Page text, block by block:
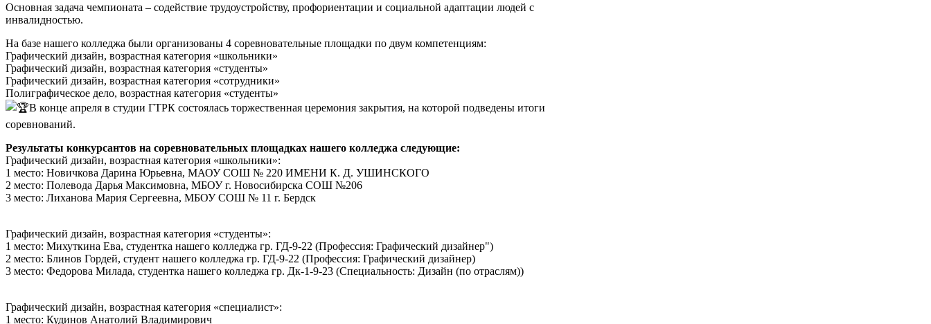
Основная задача чемпионата – содействие трудоустройству, профориентации и социальной адаптации людей с
инвалидностью.
На базе нашего колледжа были организованы 4 соревновательные площадки по двум компетенциям:
Графический дизайн, возрастная категория «школьники»
Графический дизайн, возрастная категория «студенты»
Графический дизайн, возрастная категория «сотрудники»
Полиграфическое дело, возрастная категория «студенты»
В конце апреля в студии ГТРК состоялась торжественная церемония закрытия, на которой подведены итоги
соревнований.
Результаты конкурсантов на соревновательных площадках нашего колледжа следующие:
Графический дизайн, возрастная категория «школьники»:
1 место: Новичкова Дарина Юрьевна, МАОУ СОШ № 220 ИМЕНИ К. Д. УШИНСКОГО
2 место: Полевода Дарья Максимовна, МБОУ г. Новосибирска СОШ №206
3 место: Лиханова Мария Сергеевна, МБОУ СОШ № 11 г. Бердск
Графический дизайн, возрастная категория «студенты»:
1 место: Михуткина Ева, студентка нашего колледжа гр. ГД-9-22 (Профессия: Графический дизайнер")
2 место: Блинов Гордей, студент нашего колледжа гр. ГД-9-22 (Профессия: Графический дизайнер)
3 место: Федорова Милада, студентка нашего колледжа гр. Дк-1-9-23 (Специальность: Дизайн (по отраслям))
Графический дизайн, возрастная категория «специалист»:
1 место: Кудинов Анатолий Владимирович